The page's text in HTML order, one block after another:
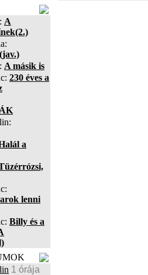
A
A másik is
230 éves a
a
lenni
Billy és a
1 órája